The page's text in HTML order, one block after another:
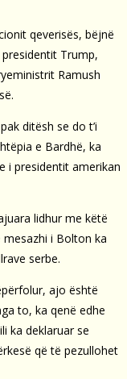
qeverisës, bëjnë
Trump,
Ramush
ditësh se do t’i
e Bardhë, ka
i presidentit amerikan
lidhur me këtë
i Bolton ka
serbe.
ajo është
to, ka qenë edhe
ka deklaruar se
që të pezullohet